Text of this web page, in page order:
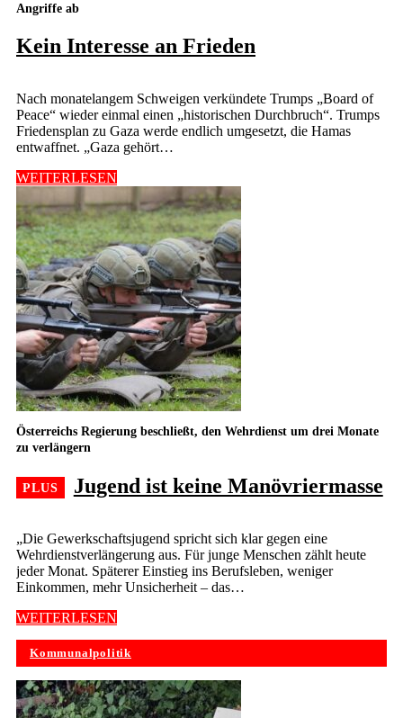
Kein Inte­resse an Frieden
Angriffe ab
Nach monatelangem Schweigen verkündete Trumps „Board of
Peace“ wieder einmal einen „historischen Durchbruch“. Trumps
Friedensplan zu Gaza werde endlich umgesetzt, die Hamas
entwaffnet. „Gaza gehört…
WEITERLESEN
Jugend ist keine Manövriermasse
Österreichs Regierung beschließt, den Wehrdienst um drei Monate
zu verlängern
„Die Gewerkschaftsjugend spricht sich klar gegen eine
Wehrdienstverlängerung aus. Für junge Menschen zählt heute
jeder Monat. Späterer Einstieg ins Berufsleben, weniger
Einkommen, mehr Unsicherheit – das…
WEITERLESEN
Kommunalpolitik